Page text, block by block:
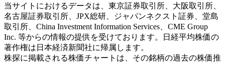
当サイトにおけるデータは、東京証券取引所、大阪取引所、
名古屋証券取引所、JPX総研、ジャパンネクスト証券、堂島
取引所、China Investment Information Services、CME Group
Inc. 等からの情報の提供を受けております。日経平均株価の
著作権は日本経済新聞社に帰属します。
株探に掲載される株価チャートは、その銘柄の過去の株価推